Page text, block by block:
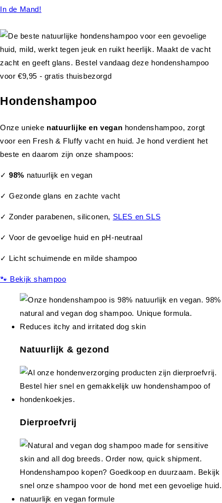
In de Mand!
Hondenshampoo
Onze unieke natuurlijke en vegan hondenshampoo, zorgt
voor een Fresh & Fluffy vacht en huid. Je hond verdient het
beste en daarom zijn onze shampoos:
✓98% natuurlijk en vegan
✓ Gezonde glans en zachte vacht
✓ Zonder parabenen, siliconen, SLES en SLS
✓ Voor de gevoelige huid en pH-neutraal
✓ Licht schuimende en milde shampoo
🐾 Bekijk shampoo
Natuurlijk & gezond
Dierproefvrij